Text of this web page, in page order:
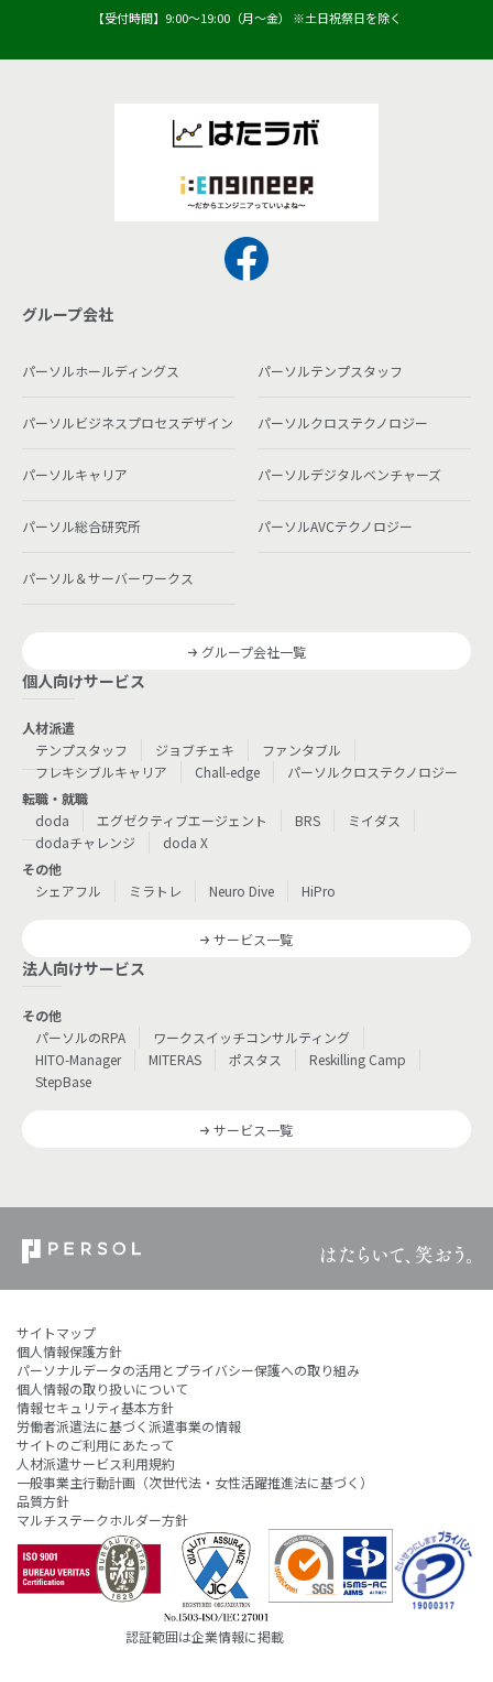
【受付時間】9:00〜19:00（月〜金） ※土日祝祭日を除く
グループ会社
パーソルホールディングス パーソルテンプスタッフ
パーソルビジネスプロセスデザイン パーソルクロステクノロジー
パーソルキャリア パーソルデジタルベンチャーズ
パーソル総合研究所 パーソルAVCテクノロジー
パーソル＆サーバーワークス
グループ会社一覧
個人向けサービス
人材派遣
テンプスタッフ
ジョブチェキ
ファンタブル
フレキシブルキャリア
Chall-edge
パーソルクロステクノロジー
転職・就職
doda
エグゼクティブエージェント BRS
ミイダス
dodaチャレンジ
doda X
その他
シェアフル
ミラトレ Neuro Dive HiPro
サービス一覧
法人向けサービス
その他
パーソルのRPA
ワークスイッチコンサルティング
HITO-Manager
MITERAS ポスタス
Reskilling Camp
StepBase
サービス一覧
サイトマップ
個人情報保護方針
パーソナルデータの活用とプライバシー保護への取り組み
個人情報の取り扱いについて
情報セキュリティ基本方針
労働者派遣法に基づく派遣事業の情報
サイトのご利用にあたって
人材派遣サービス利用規約
一般事業主行動計画（次世代法・女性活躍推進法に基づく）
品質方針
マルチステークホルダー方針
認証範囲は企業情報に掲載